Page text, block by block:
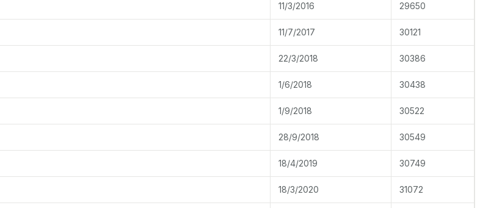
11/3/2016 29650
11/7/2017 30121
22/3/2018 30386
1/6/2018 30438
1/9/2018 30522
28/9/2018 30549
18/4/2019 30749
18/3/2020 31072